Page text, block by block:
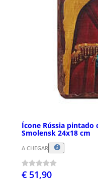
Ícone Rússia pintado
Smolensk 24x18 cm
A CHEGAR
€ 51,90